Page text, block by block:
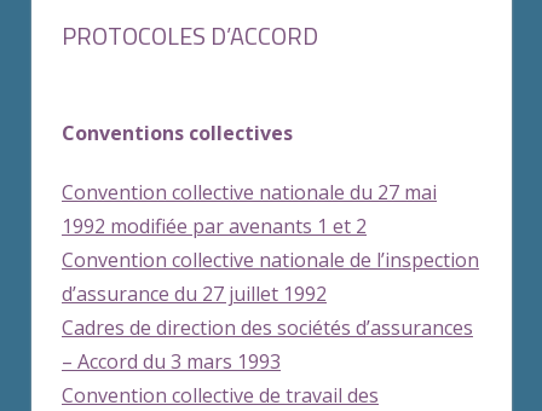
PROTOCOLES D’ACCORD
Conventions collectives
Convention collective nationale du 27 mai
1992 modifiée par avenants 1 et 2
Convention collective nationale de l’inspection
d’assurance du 27 juillet 1992
Cadres de direction des sociétés d’assurances
– Accord du 3 mars 1993
Convention collective de travail des